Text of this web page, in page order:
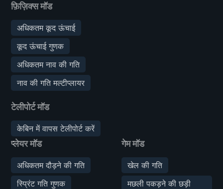
फ़िज़िक्स मॉड
अधिकतम कूद ऊंचाई
कूद ऊंचाई गुणक
अधिकतम नाव की गति
नाव की गति मल्टीप्लायर
टेलीपोर्ट मॉड
केबिन में वापस टेलीपोर्ट करें
प्लेयर मॉड
अधिकतम दौड़ने की गति
स्प्रिंट गति गुणक
गेम मॉड
खेल की गति
मछली पकड़ने की छड़ी